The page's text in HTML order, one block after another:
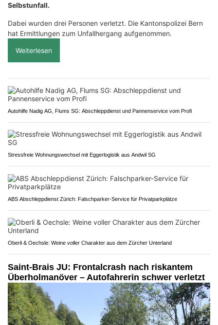
Selbstunfall.
Dabei wurden drei Personen verletzt. Die Kantonspolizei Bern
hat Ermittlungen zum Unfallhergang aufgenommen.
Weiterlesen
Autohilfe Nadig AG, Flums SG: Abschleppdienst und Pannenservice vom Profi
Stressfreie Wohnungswechsel mit Eggerlogistik aus Andwil SG
ABS Abschleppdienst Zürich: Falschparker-Service für Privatparkplätze
Oberli & Oechsle: Weine voller Charakter aus dem Zürcher Unterland
Saint-Brais JU: Frontalcrash nach riskantem
Überholmanöver – Autofahrerin schwer verletzt